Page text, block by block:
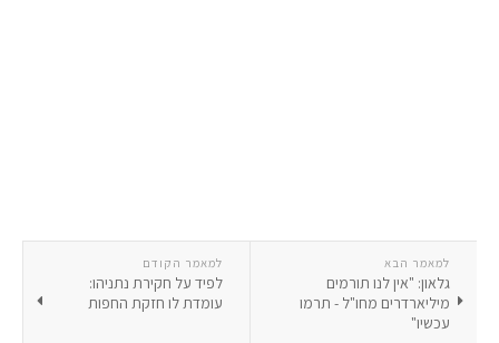
למאמר הקודם
לפיד על חקירת נתניהו:
עומדת לו חזקת החפות
למאמר הבא
גלאון: "אין לנו תורמים
מיליארדרים מחו"ל - תרמו
עכשיו"